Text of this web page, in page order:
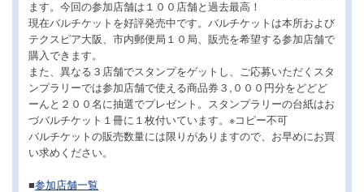
ます。今回の参加店舗は１００店舗と過去最高！
現在バルチケットを好評発売中です。バルチケットは本所および
テクスピア大阪、市内郵便局１０局、販売を希望する参加店舗で
購入できます。
また、異なる３店舗でスタンプをゲットし、ご応募いただくスタ
ンプラリーでは参加店舗で使える商品券３,０００円分をどどど
ーんと２００名に抽選でプレゼント。スタンプラリーの台紙はお
づバルチケット１冊に１枚付いています。※コピー不可
バルチケットの販売数量には限りがありますので、お早めにお買
い求めください。
■参加店舗一覧